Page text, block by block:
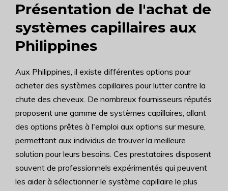
Présentation de l'achat de
systèmes capillaires aux
Philippines
Aux Philippines, il existe différentes options pour
acheter des systèmes capillaires pour lutter contre la
chute des cheveux. De nombreux fournisseurs réputés
proposent une gamme de systèmes capillaires, allant
des options prêtes à l'emploi aux options sur mesure,
permettant aux individus de trouver la meilleure
solution pour leurs besoins. Ces prestataires disposent
souvent de professionnels expérimentés qui peuvent
les aider à sélectionner le système capillaire le plus